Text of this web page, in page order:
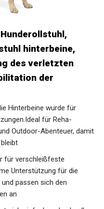
hinterbeine,
des verletzten
der
Hinterbeine wurde für
für Reha-
Outdoor-Abenteuer, damit
für verschleißfeste
Unterstützung für die
passen sich den
an